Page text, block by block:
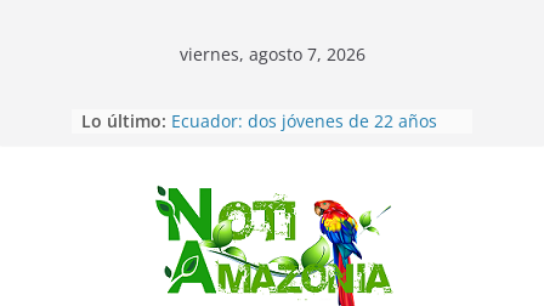
viernes, agosto 7, 2026
Lo último: Ecuador: dos jóvenes de 22 años
Sentencian a 34 años de prisión a
implicados en caso de Alison,
oriunda de Tena
Vozinha, el arquero sensación de
cabo Verde, ya llegó para